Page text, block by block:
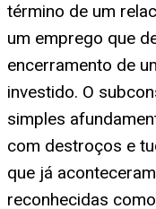
término de um
um emprego que
encerramento de
investido. O
simples
com destroços e
que já
reconhecidas